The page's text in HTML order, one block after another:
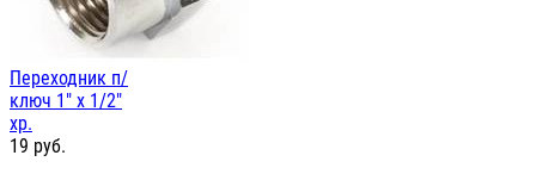
Переходник п/
ключ 1" х 1/2"
хр.
19 руб.